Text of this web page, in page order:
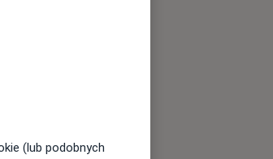
(lub podobnych